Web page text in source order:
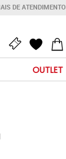
DE ATENDIMENTO
OUTLET